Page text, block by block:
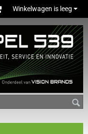
Winkelwagen is leeg